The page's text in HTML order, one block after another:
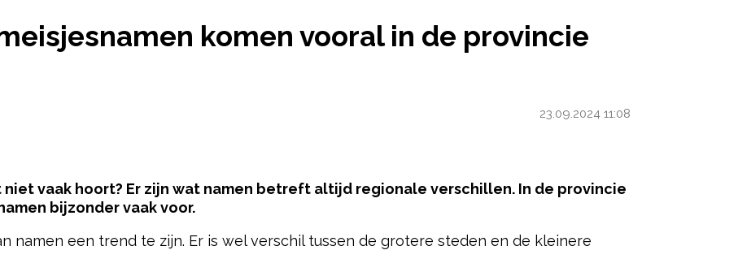
komen vooral in de provincie
23.09.2024 11:08
niet vaak hoort? Er zijn wat namen betreft altijd regionale verschillen. In de provincie
bijzonder vaak voor.
namen een trend te zijn. Er is wel verschil tussen de grotere steden en de kleinere